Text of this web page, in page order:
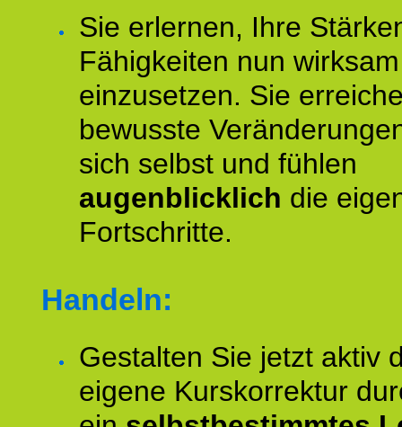
Sie erlernen, Ihre
Fähigkeiten nun wirksam
einzusetzen. Sie
bewusste
sich selbst und fühlen
augenblicklich die
Fortschritte.
Handeln:
Gestalten Sie jetzt aktiv
eigene Kurskorrektur